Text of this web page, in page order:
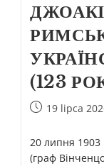
(123
19 lipca
20 липня 1903
(граф